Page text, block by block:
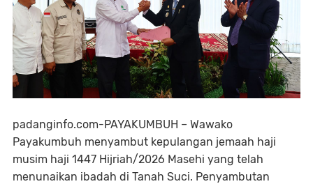
padanginfo.com-PAYAKUMBUH – Wawako
Payakumbuh menyambut kepulangan jemaah haji
musim haji 1447 Hijriah/2026 Masehi yang telah
menunaikan ibadah di Tanah Suci. Penyambutan